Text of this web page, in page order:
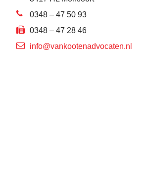
0348 – 47 50 93
0348 – 47 28 46
info@vankootenadvocaten.nl